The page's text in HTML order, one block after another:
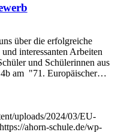
über die erfolgreiche
interessanten Arbeiten
und Schülerinnen aus
4b am "71. Europäischer…
uploads/2024/03/EU-
https://ahorn-schule.de/wp-